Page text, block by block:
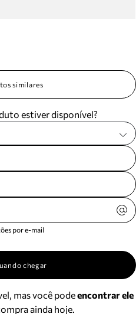
similares
estiver disponível?
por e-mail
chegar
mas você podeencontrar ele
ainda hoje.